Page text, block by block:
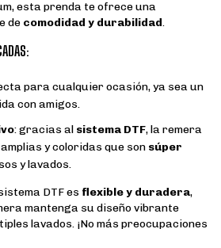
esta prenda te ofrece una
de comodidad y durabilidad.
para cualquier ocasión, ya sea un
con amigos.
: gracias al sistema DTF, la remera
y coloridas que son súper
y lavados.
DTF es flexible y duradera,
mantenga su diseño vibrante
lavados. ¡No más preocupaciones